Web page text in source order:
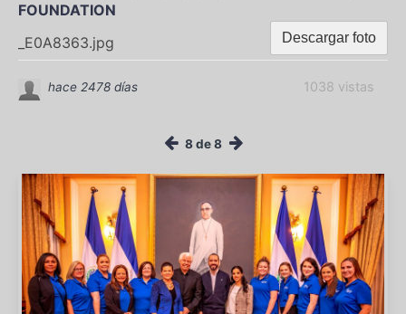
FOUNDATION
Descargar foto
_E0A8363.jpg
1038 vistas
hace 2478 días
8 de 8